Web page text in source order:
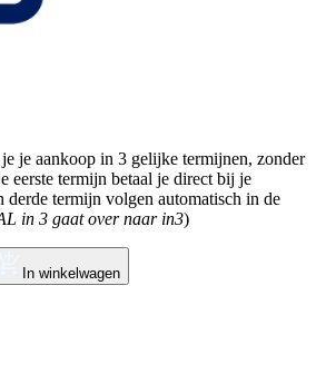
je aankoop in 3 gelijke termijnen, zonder
eerste termijn betaal je direct bij je
derde termijn volgen automatisch in de
in 3 gaat over naar in3)
In winkelwagen